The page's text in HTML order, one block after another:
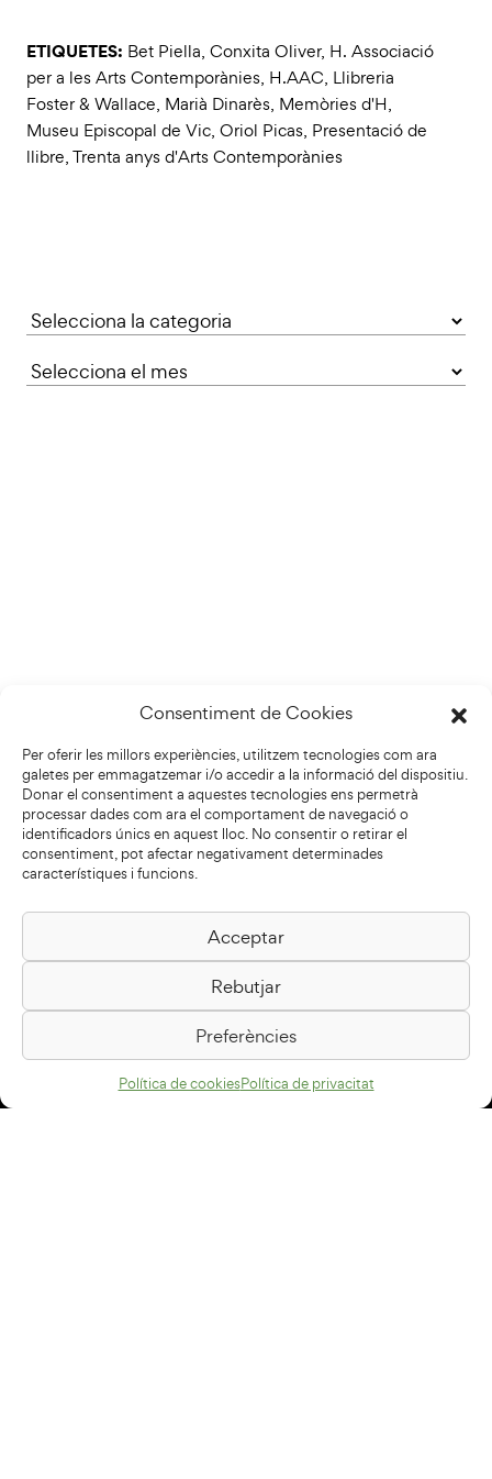
Consentiment de Cookies
Per oferir les millors experiències, utilitzem tecnologies com ara
galetes per emmagatzemar i/o accedir a la informació del dispositiu.
Donar el consentiment a aquestes tecnologies ens permetrà
processar dades com ara el comportament de navegació o
identificadors únics en aquest lloc. No consentir o retirar el
consentiment, pot afectar negativament determinades
característiques i funcions.
Acceptar
Rebutjar
Preferències
Política de cookiesPolítica de privacitat
ETIQUETES: Bet Piella, Conxita Oliver, H. Associació
per a les Arts Contemporànies, H.AAC, Llibreria
Foster & Wallace, Marià Dinarès, Memòries d'H,
Museu Episcopal de Vic, Oriol Picas, Presentació de
llibre,Trenta anys d'Arts Contemporànies
Categories
Biblioteca Pilarin Bayés
Passeig de la Generalitat, 1
08500 Vic